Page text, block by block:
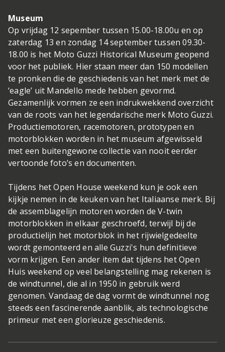
Museum
Op vrijdag 12 sepember tussen 15.00-18.00u en op
zaterdag 13 en zondag 14 september tussen 09.30-
18.00 is het Moto Guzzi Historical Museum geopend
voor het publiek. Hier staan meer dan 150 modellen
te pronken die de geschiedenis van het merk met de
‘eagle’ uit Mandello mede hebben gevormd.
Gezamenlijk vormen ze een indrukwekkend overzicht
van de roots van het legendarische merk Moto Guzzi.
Productiemotoren, racemotoren, prototypen en
motorblokken worden in het museum afgewisseld
met een buitengewone collectie van nooit eerder
vertoonde foto’s en documenten.
Tijdens het Open House weekend kun je ook een
kijkje nemen in de keuken van het Italiaanse merk. Bij
de assemblagelijn motoren worden de V-twin
motorblokken in elkaar geschroefd, terwijl bij de
productielijn het motorblok in het rijwielgedeelte
wordt gemonteerd en alle Guzzi's hun definitieve
vorm krijgen. Een ander item dat tijdens het Open
Huis weekend op veel belangstelling mag rekenen is
de windtunnel, die al in 1950 in gebruik werd
genomen. Vandaag de dag vormt de windtunnel nog
steeds een fascinerende aanblik, als technologische
primeur met een glorieuze geschiedenis.